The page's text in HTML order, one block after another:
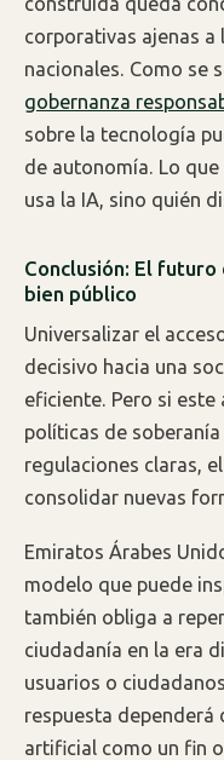
corporativas ajenas
nacionales. Como se
gobernanza
sobre la tecnología
de autonomía. Lo
usa la IA, sino quién
Conclusión: El
bien público
Universalizar el
decisivo hacia una
eficiente. Pero si este
políticas de
regulaciones claras,
consolidar nuevas
Emiratos Árabes
modelo que puede
también obliga a
ciudadanía en la era
usuarios o
respuesta dependerá
artificial como un fin